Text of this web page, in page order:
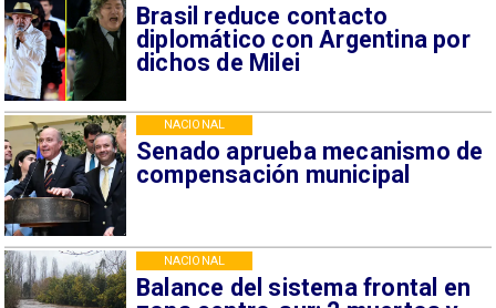
Brasil reduce contacto
diplomático con Argentina por
dichos de Milei
Senado aprueba mecanismo de
compensación municipal
NACIONAL
Balance del sistema frontal en
NACIONAL